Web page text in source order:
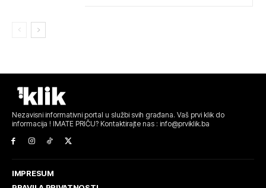
Nezavisni informativni portal u službi svih građana. Vaš prvi klik do
informacija ! IMATE PRIČU? Kontaktirajte nas : info@prviklik.ba
IMPRESUM